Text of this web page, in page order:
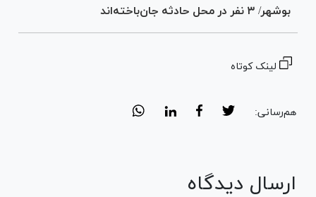
بوشهر/ ۳ نفر در محل حادثه جان‌باخته‌اند
لینک کوتاه
هم‌رسانی:
ارسال دیدگاه